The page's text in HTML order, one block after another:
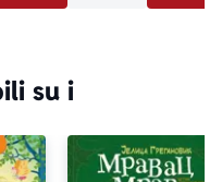
su i